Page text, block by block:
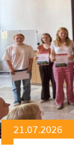
21.07.2026